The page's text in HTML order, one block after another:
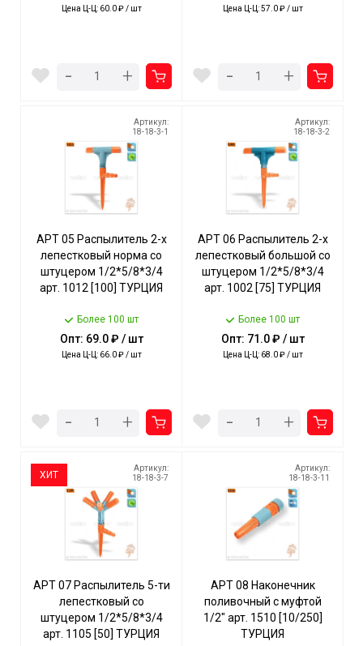
Цена Ц-Ц: 60.0 ₽ / шт
- +
Цена Ц-Ц: 57.0 ₽ / шт
- +
Артикул:
18-18-3-1
АРТ 05 Распылитель 2-х
лепестковый норма со
штуцером 1/2*5/8*3/4
арт. 1012 [100] ТУРЦИЯ
Более 100 шт
Опт: 69.0 ₽ / шт
Цена Ц-Ц: 66.0 ₽ / шт
- +
Артикул:
18-18-3-2
АРТ 06 Распылитель 2-х
лепестковый большой со
штуцером 1/2*5/8*3/4
арт. 1002 [75] ТУРЦИЯ
Более 100 шт
Опт: 71.0 ₽ / шт
Цена Ц-Ц: 68.0 ₽ / шт
- +
ХИТ
Артикул:
18-18-3-7
АРТ 07 Распылитель 5-ти
лепестковый со
штуцером 1/2*5/8*3/4
арт. 1105 [50] ТУРЦИЯ
Артикул:
18-18-3-11
АРТ 08 Наконечник
поливочный с муфтой
1/2" арт. 1510 [10/250]
ТУРЦИЯ